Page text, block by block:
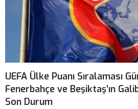
UEFA Ülke Puanı Sıralaması
Fenerbahçe ve Beşiktaş’ın
Son Durum